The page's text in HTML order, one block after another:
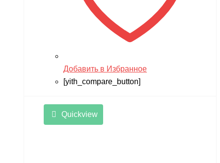
Добавить в Избранное
[yith_compare_button]
Quickview